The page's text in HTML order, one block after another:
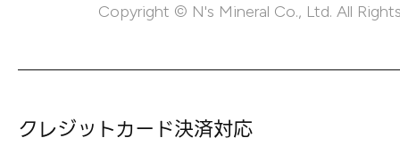
Copyright © N's Mineral Co., Ltd. All
クレジットカード決済対応